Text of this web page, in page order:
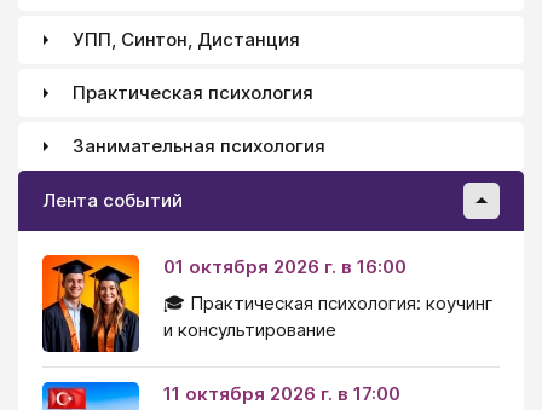
УПП, Синтон, Дистанция
Практическая психология
Занимательная психология
Лента событий
01 октября 2026 г. в 16:00
🎓 Практическая психология: коучинг
и консультирование
11 октября 2026 г. в 17:00